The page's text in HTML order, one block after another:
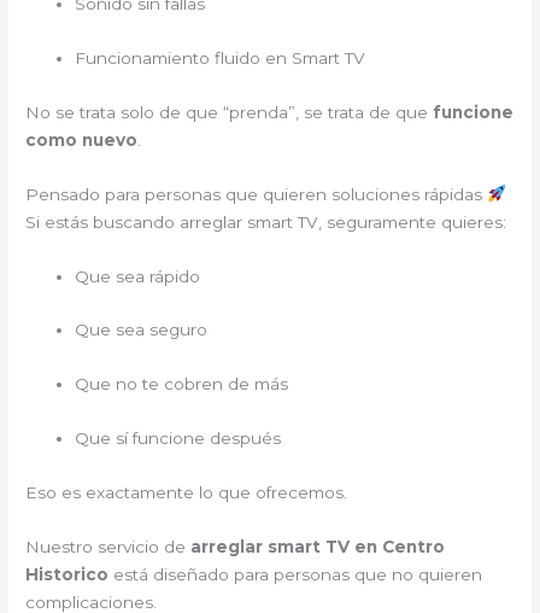
Funcionamiento fluido en Smart TV
No se trata solo de que “prenda”, se trata de que funcione
como nuevo
Pensado para personas que quieren soluciones rápidas
Si estás buscando arreglar smart TV, seguramente quieres:
Que sea rápido
Que sea seguro
Que no te cobren de más
Que sí funcione después
Eso es exactamente lo que ofrecemos.
Nuestro servicio de arreglar smart TV en Centro
Historico está diseñado para personas que no quieren
complicaciones.